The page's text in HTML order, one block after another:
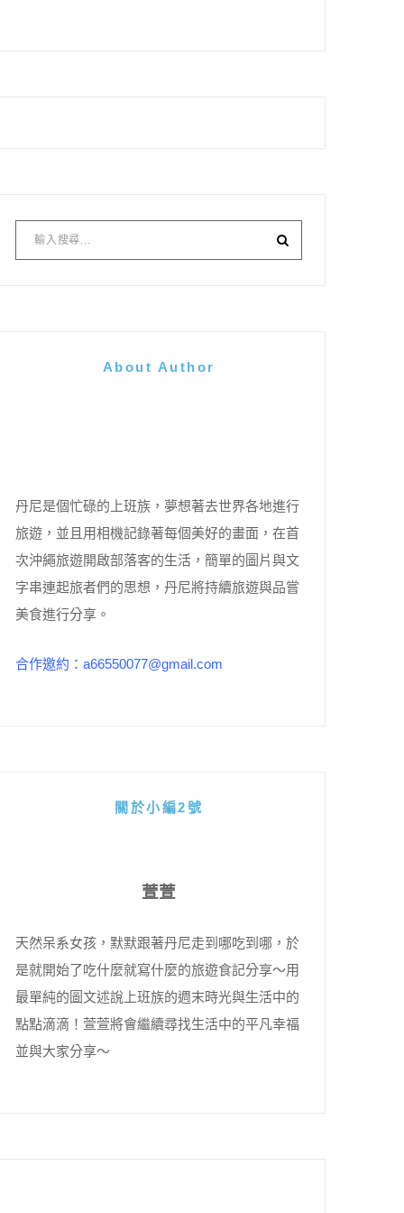
About Author
丹尼是個忙碌的上班族，夢想著去世界各地進行
旅遊，並且用相機記錄著每個美好的畫面，在首
次沖繩旅遊開啟部落客的生活，簡單的圖片與文
字串連起旅者們的思想，丹尼將持續旅遊與品嘗
美食進行分享。
合作邀約：a66550077@gmail.com
關於小編2號
萱萱
天然呆系女孩，默默跟著丹尼走到哪吃到哪，於
是就開始了吃什麼就寫什麼的旅遊食記分享～用
最單純的圖文述說上班族的週末時光與生活中的
點點滴滴！萱萱將會繼續尋找生活中的平凡幸福
並與大家分享～